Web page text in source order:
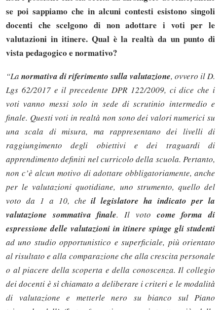
se poi sappiamo che in alcuni contesti esistono singoli
docenti che scelgono di non adottare i voti per le
valutazioni in itinere. Qual è la realtà da un punto di
vista pedagogico e normativo?
“La normativa di riferimento sulla valutazione, ovvero il D.
Lgs 62/2017 e il precedente DPR 122/2009, ci dice che i
voti vanno messi solo in sede di scrutinio intermedio e
finale. Questi voti in realtà non sono dei valori numerici su
una scala di misura, ma rappresentano dei livelli di
raggiungimento degli obiettivi e dei traguardi di
apprendimento definiti nel curricolo della scuola. Pertanto,
non c’è alcun motivo di adottare obbligatoriamente, anche
per le valutazioni quotidiane, uno strumento, quello del
voto da 1 a 10, che il legislatore ha indicato per la
valutazione sommativa finale. Il voto come forma di
espressione delle valutazioni in itinere spinge gli studenti
ad uno studio opportunistico e superficiale, più orientato
al risultato e alla comparazione che alla crescita personale
o al piacere della scoperta e della conoscenza. Il collegio
dei docenti è sì chiamato a deliberare i criteri e le modalità
di valutazione e metterle nero su bianco sul Piano